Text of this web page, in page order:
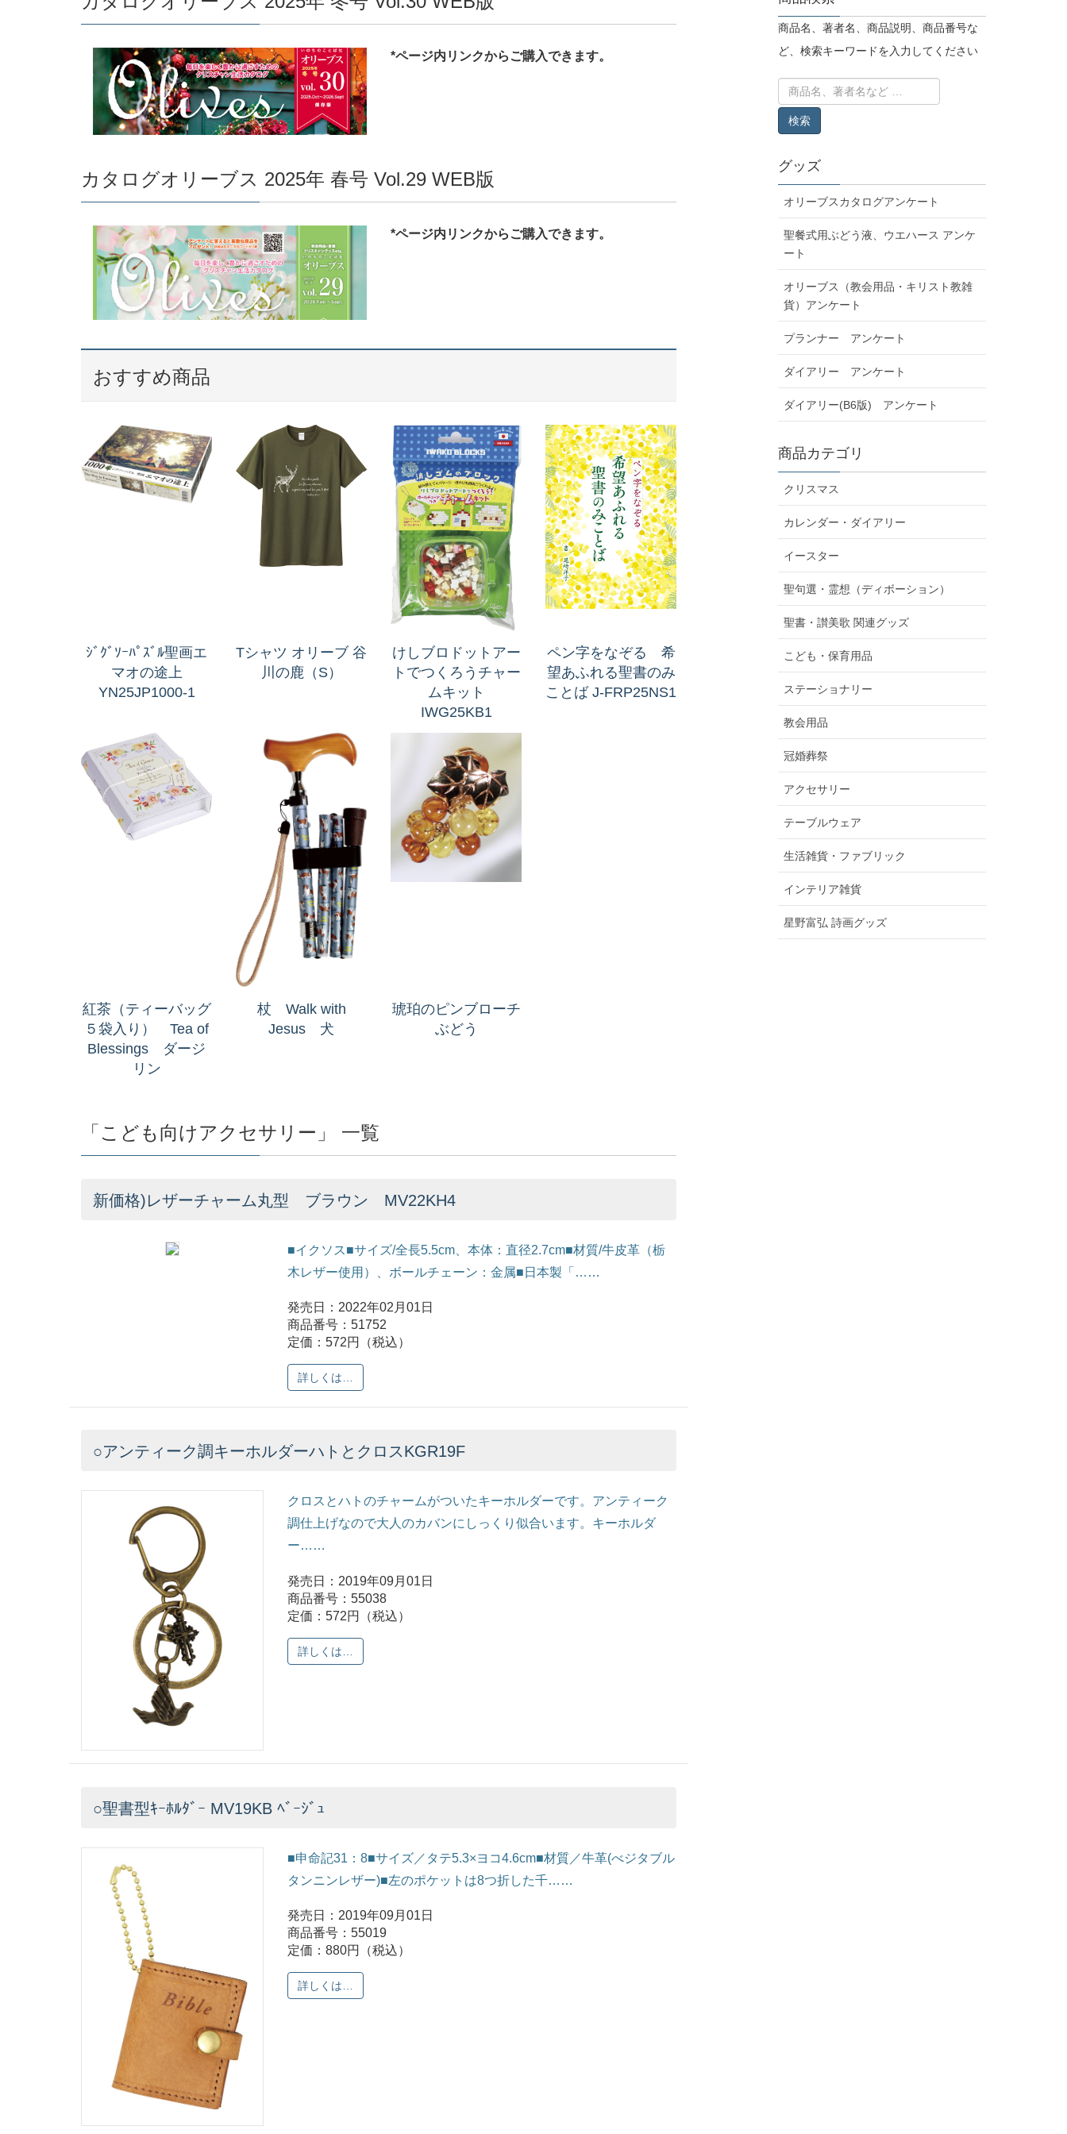
*ページ内リンクからご購入できます。
カタログオリーブス 2025年 春号 Vol.29 WEB版
*ページ内リンクからご購入できます。
おすすめ商品
ｼﾞｸﾞｿｰﾊﾟｽﾞﾙ聖画エ
マオの途上
YN25JP1000-1
Tシャツ オリーブ 谷
川の鹿（S）
けしブロドットアー
トでつくろうチャー
ムキット
IWG25KB1
ペン字をなぞる 希
望あふれる聖書のみ
ことば J-FRP25NS1
紅茶（ティーバッグ
５袋入り） Tea of
Blessings ダージ
リン
杖 Walk with
Jesus 犬
琥珀のピンブローチ
ぶどう
「こども向けアクセサリー」 一覧
新価格)レザーチャーム丸型 ブラウン MV22KH4
■イクソス■サイズ/全長5.5cm、本体：直径2.7cm■材質/牛皮革（栃
木レザー使用）、ボールチェーン：金属■日本製「……
発売日：2022年02月01日
商品番号：51752
定価：572円（税込）
詳しくは…
○アンティーク調キーホルダーハトとクロスKGR19F
クロスとハトのチャームがついたキーホルダーです。アンティーク
調仕上げなので大人のカバンにしっくり似合います。キーホルダ
ー……
発売日：2019年09月01日
商品番号：55038
定価：572円（税込）
詳しくは…
○聖書型ｷｰﾎﾙﾀﾞｰ MV19KB ﾍﾞｰｼﾞｭ
■申命記31：8■サイズ／タテ5.3×ヨコ4.6cm■材質／牛革(べジタブル
タンニンレザー)■左のポケットは8つ折した千……
発売日：2019年09月01日
商品番号：55019
定価：880円（税込）
詳しくは…
商品名、著者名、商品説明、商品番号な
ど、検索キーワードを入力してください
グッズ
オリーブスカタログアンケート
聖餐式用ぶどう液、ウエハース アンケ
ート
オリーブス（教会用品・キリスト教雑
貨）アンケート
プランナー アンケート
ダイアリー アンケート
ダイアリー(B6版) アンケート
商品カテゴリ
クリスマス
カレンダー・ダイアリー
イースター
聖句選・霊想（ディボーション）
聖書・讃美歌 関連グッズ
こども・保育用品
ステーショナリー
教会用品
冠婚葬祭
アクセサリー
テーブルウェア
生活雑貨・ファブリック
インテリア雑貨
星野富弘 詩画グッズ